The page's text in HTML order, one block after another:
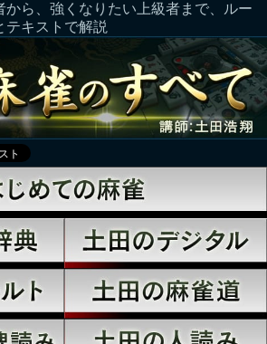
から、強くなりたい上級者まで、ルー
テキストで解説